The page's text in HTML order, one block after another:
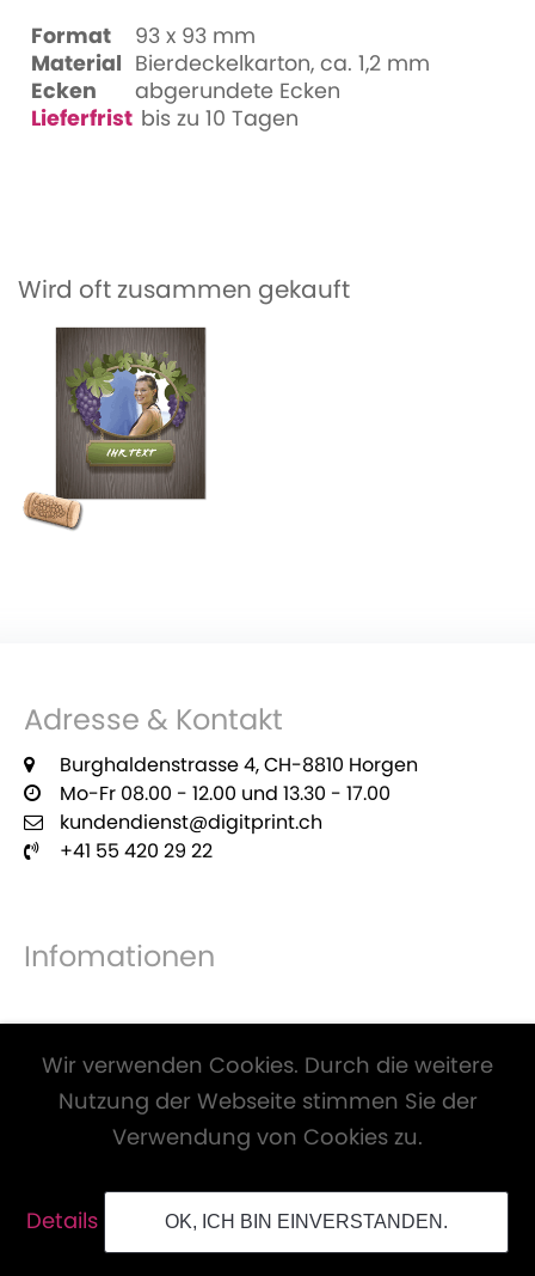
Format
93 x 93 mm
Material Bierdeckelkarton, ca. 1,2 mm
Ecken
abgerundete Ecken
Lieferfrist bis zu 10 Tagen
Wird oft zusammen gekauft
Adresse & Kontakt
Burghaldenstrasse 4, CH-8810 Horgen
Mo-Fr 08.00 - 12.00 und 13.30 - 17.00
kundendienst@digitprint.ch
+41 55 420 29 22
Infomationen
Alle Preise inkl. Mwst. und zzgl.Versandkosten
Wir verwenden Cookies. Durch die weitere
Nutzung der Webseite stimmen Sie der
Verwendung von Cookies zu.
Details OK, ICH BIN EINVERSTANDEN.